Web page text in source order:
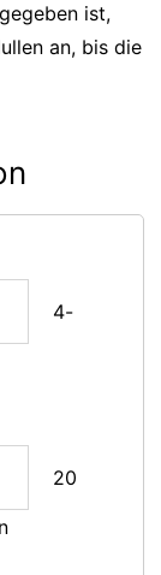
ist,
an, bis die
4-
20